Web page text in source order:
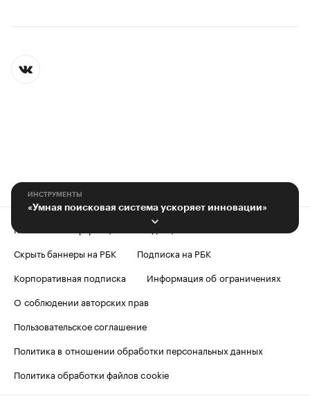
ИНСТРУМЕНТЫ
«Умная поисковая система ускоряет инновации»
Контактная информация
Редакция
Скрыть баннеры на РБК
Подписка на РБК
Корпоративная подписка
Информация об ограничениях
О соблюдении авторских прав
Пользовательское соглашение
Политика в отношении обработки персональных данных
Политика обработки файлов cookie